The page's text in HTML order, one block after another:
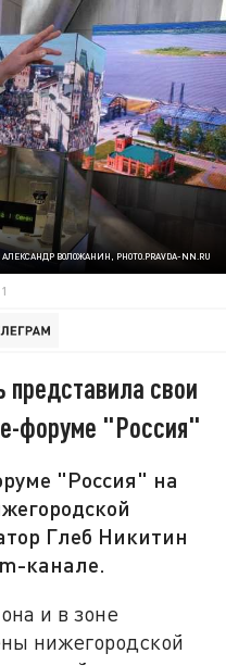
ВОЛОЖАНИН, PHOTO.PRAVDA-NN.RU
свои
форуме "Россия"
"Россия" на
Глеб Никитин
канале.
и в зоне
нижегородской